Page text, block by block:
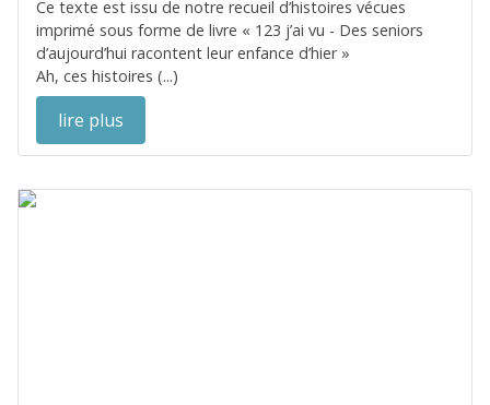
Ce texte est issu de notre recueil d’histoires vécues
imprimé sous forme de livre « 123 j’ai vu - Des seniors
d’aujourd’hui racontent leur enfance d’hier »
Ah, ces histoires (...)
lire plus